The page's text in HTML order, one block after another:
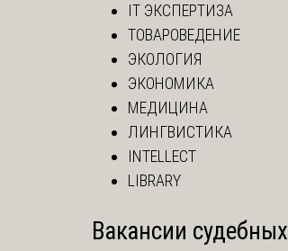
IT ЭКСПЕРТИЗА
ТОВАРОВЕДЕНИЕ
ЭКОЛОГИЯ
ЭКОНОМИКА
МЕДИЦИНА
ЛИНГВИСТИКА
INTELLECT
LIBRARY
Вакансии судебных